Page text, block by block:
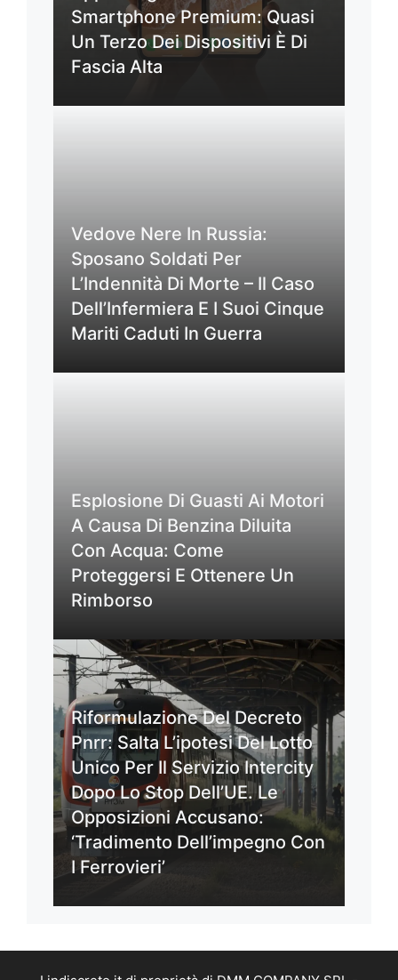
Smartphone Premium: Quasi
Un Terzo Dei Dispositivi È Di
Fascia Alta
Vedove Nere In Russia:
Sposano Soldati Per
L’Indennità Di Morte – Il Caso
Dell’Infermiera E I Suoi Cinque
Mariti Caduti In Guerra
Esplosione Di Guasti Ai Motori
A Causa Di Benzina Diluita
Con Acqua: Come
Proteggersi E Ottenere Un
Rimborso
Riformulazione Del Decreto
Pnrr: Salta L’ipotesi Del Lotto
Unico Per Il Servizio Intercity
Dopo Lo Stop Dell’UE. Le
Opposizioni Accusano:
‘Tradimento Dell’impegno Con
I Ferrovieri’